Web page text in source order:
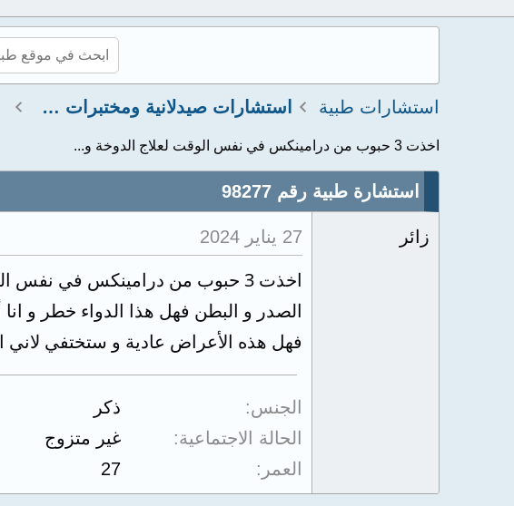
استشارات طبية استشارات صيدلانية ومختبرات طبية
اخذت 3 حبوب من درامينكس في نفس الوقت لعلاج الدوخة و...
استشارة طبية رقم 98277
زائر 27 يناير 2024
اخذت 3 حبوب من درامينكس في
الصدر و البطن فهل هذا الدواء خطر و انا أخذته بقالي 24
فهل هذه الأعراض عادية و ستختفي
الجنس
ذكر
الحالة الاجتماعية
غير متزوج
العمر
27